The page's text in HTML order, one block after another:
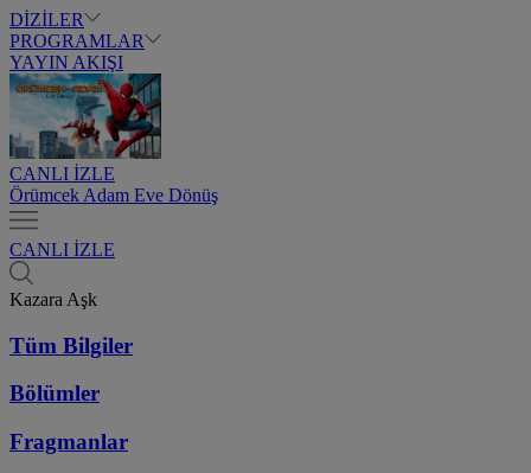
DİZİLER
PROGRAMLAR
YAYIN AKIŞI
CANLI İZLE
Örümcek Adam Eve Dönüş
CANLI İZLE
Kazara Aşk
Tüm Bilgiler
Bölümler
Fragmanlar